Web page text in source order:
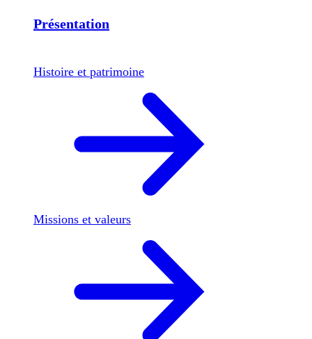
Présentation
Histoire et patrimoine
Missions et valeurs